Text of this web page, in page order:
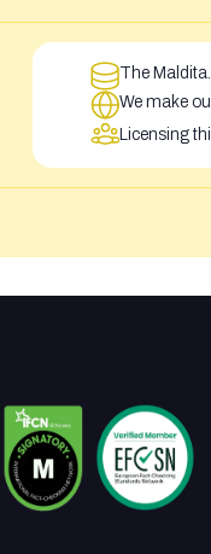
The
We make
Licensing